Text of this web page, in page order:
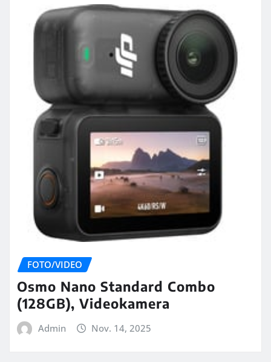
FOTO/VIDEO
Osmo Nano Standard Combo
(128GB), Videokamera
Admin Nov. 14, 2025